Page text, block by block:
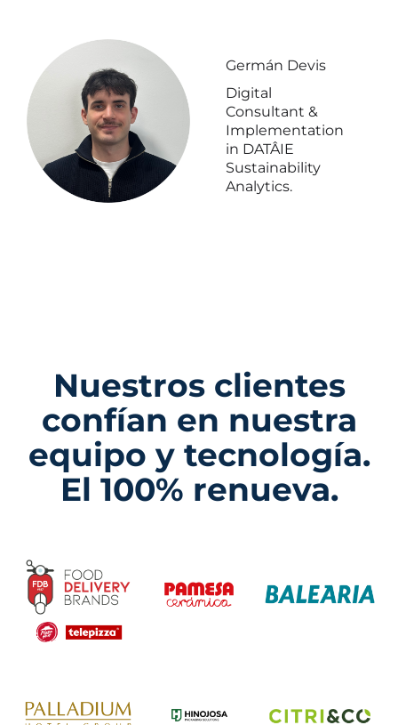
Germán Devis
Digital
Consultant &
Implementation
in DATÂIE
Sustainability
Analytics.
Nuestros clientes
confían en nuestra
equipo y tecnología.
El 100% renueva.